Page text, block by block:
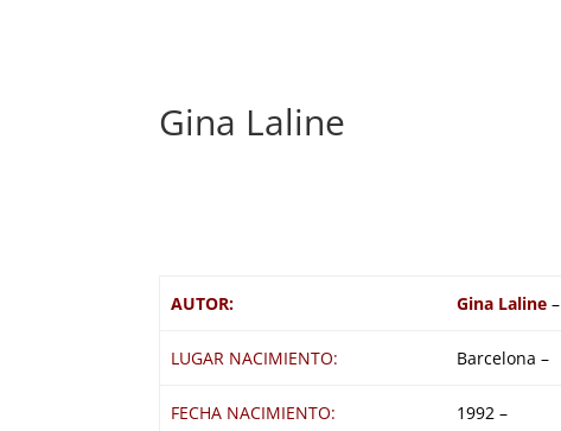
Gina Laline
AUTOR: Gina Laline–
LUGAR NACIMIENTO: Barcelona –
FECHA NACIMIENTO: 1992 –